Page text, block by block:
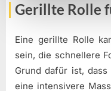
Gerillte Rolle
Eine gerillte Rolle
sein, die schnellere
Grund dafür ist,
eine intensivere